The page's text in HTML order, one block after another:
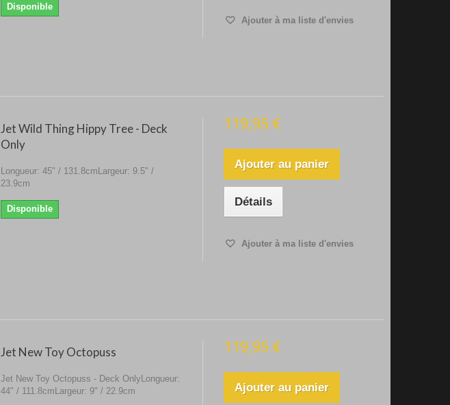
Disponible
Ajouter à ma liste d'envies
Jet Wild Thing Hippy Tree - Deck
Only
Longueur: 45" / 131.8cmLargeur: 9.5" /
23.9cm
Disponible
119,95 €
Ajouter au panier
Détails
Ajouter à ma liste d'envies
Jet New Toy Octopuss
Jet New Toy Octopuss - Deck OnlyLongueur:
44" / 111.8cmLargeur: 9" / 22.9cm
119,95 €
Ajouter au panier